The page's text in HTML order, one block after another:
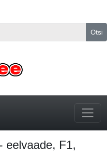
Otsi
eelvaade, F1,